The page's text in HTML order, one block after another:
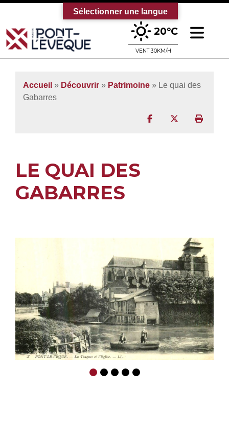
Bienvenue sur le site officiel de la
20°C
VENT 30KM/H
Accueil » Découvrir » Patrimoine » Le quai des
Gabarres
Partager surPartager sur
LE QUAI DES
GABARRES
Sélectionner une langue